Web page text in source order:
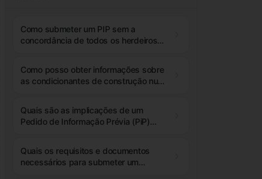
Como submeter um PIP sem a
concordância de todos os herdeiros
Como posso obter informações sobre
as condicionantes de construção num
Quais são as implicações de um
Pedido de Informação Prévia (PiP)
comprador desistir do negócio?
Quais os requisitos e documentos
necessários para submeter um